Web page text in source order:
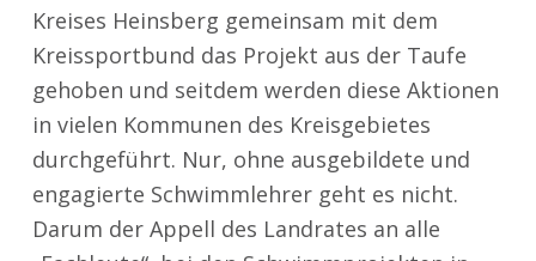
Kreises Heinsberg gemeinsam mit dem
Kreissportbund das Projekt aus der Taufe
gehoben und seitdem werden diese Aktionen
in vielen Kommunen des Kreisgebietes
durchgeführt. Nur, ohne ausgebildete und
engagierte Schwimmlehrer geht es nicht.
Darum der Appell des Landrates an alle